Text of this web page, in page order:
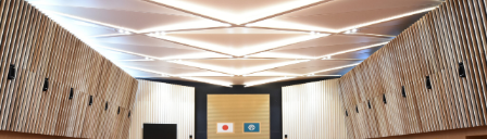
製品・サービス
実績